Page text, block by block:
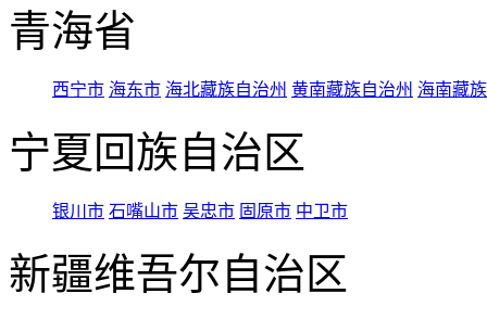
青海省
西宁市 海东市 海北藏族自治州 黄南藏族自治州 海南藏
宁夏回族自治区
银川市 石嘴山市 吴忠市 固原市 中卫市
新疆维吾尔自治区